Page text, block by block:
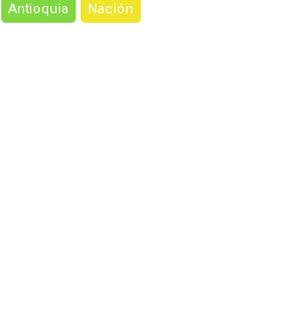
Antioquia Nación